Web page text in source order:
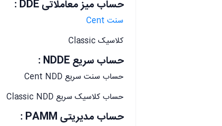
حساب میز معاملاتی DDE :
سنت Cent
کلاسیک Classic
حساب سریع NDDE :
حساب سنت سریع Cent NDD
حساب کلاسیک سریع Classic NDD
حساب مدیریتی PAMM :